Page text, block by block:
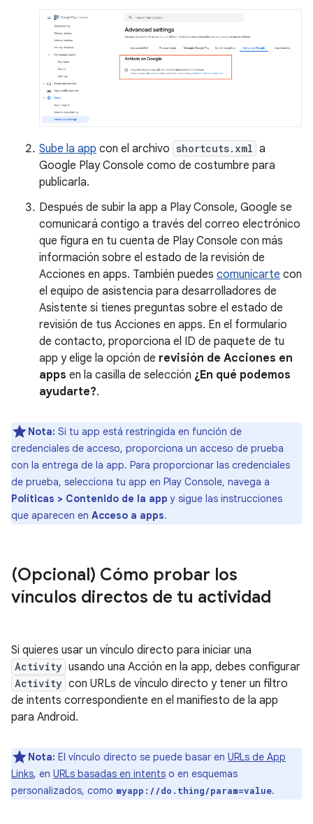
Sube la app con el archivo shortcuts.xml a
Google Play Console como de costumbre para
publicarla.
Después de subir la app a Play Console, Google se
comunicará contigo a través del correo electrónico
que figura en tu cuenta de Play Console con más
información sobre el estado de la revisión de
Acciones en apps. También puedes comunicarte con
el equipo de asistencia para desarrolladores de
Asistente si tienes preguntas sobre el estado de
revisión de tus Acciones en apps. En el formulario
de contacto, proporciona el ID de paquete de tu
app y elige la opción de revisión de Acciones en
apps en la casilla de selección ¿En qué podemos
ayudarte?.
Nota: Si tu app está restringida en función de
credenciales de acceso, proporciona un acceso de prueba
con la entrega de la app. Para proporcionar las credenciales
de prueba, selecciona tu app en Play Console, navega a
Políticas > Contenido de la app y sigue las instrucciones
que aparecen en Acceso a apps.
(Opcional) Cómo probar los
vínculos directos de tu actividad
Si quieres usar un vínculo directo para iniciar una
Activity usando una Acción en la app, debes configurar
Activity con URLs de vínculo directo y tener un filtro
de intents correspondiente en el manifiesto de la app
para Android.
Nota: El vínculo directo se puede basar en URLs de App
Links, en URLs basadas en intents o en esquemas
personalizados, como myapp://do.thing/param=value.